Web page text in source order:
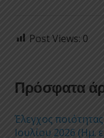
Post Views: 0
Πρόσφατα
Έλεγχος
Ιουλίου 2026 (Ημ.